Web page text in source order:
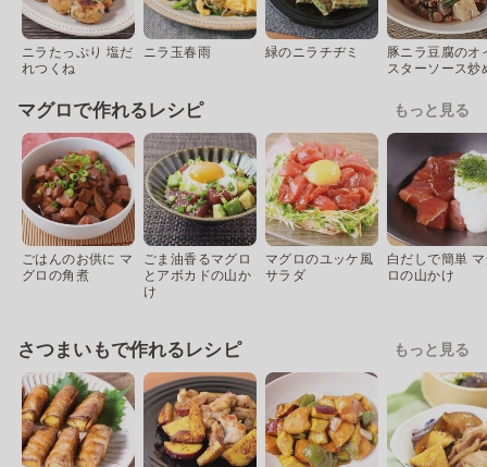
ニラたっぷり 塩だ
れつくね
ニラ玉春雨 緑のニラチヂミ
豚ニラ豆腐のオ
スターソース炒
マグロで作れるレシピ もっと見る
ごはんのお供に マ
グロの角煮
ごま油香るマグロ
とアボカドの山か
け
マグロのユッケ風
サラダ
白だしで簡単
ロの山かけ
さつまいもで作れるレシピ もっと見る